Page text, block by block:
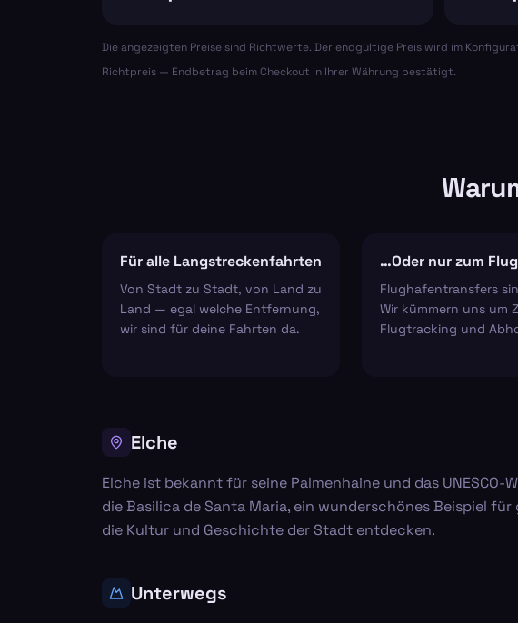
Die angezeigten Preise sind Richtwerte. Der endgültige Preis wird im
Richtpreis — Endbetrag beim Checkout in Ihrer Währung bestätigt.
Für alle Langstreckenfahrten
Von Stadt zu Stadt, von Land zu
Land — egal welche Entfernung,
wir sind für deine Fahrten da.
…Oder nur zum
Flughafentransfers
Wir kümmern uns um
Flugtracking und
Elche
Elche ist bekannt für seine Palmenhaine und das
die Basilica de Santa Maria, ein wunderschönes Beispiel
die Kultur und Geschichte der Stadt entdecken.
Unterwegs